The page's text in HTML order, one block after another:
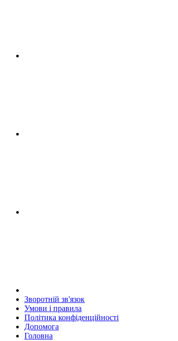
Зворотній зв'язок
Умови і правила
Політика конфіденційності
Дoпoмoга
Головна